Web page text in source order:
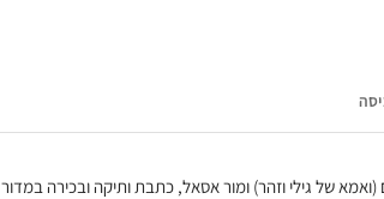
של גילי וזהר) ומור אסאל, כתבת ותיקה ובכירה במדור